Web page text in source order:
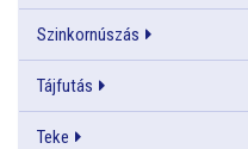
Szinkornúszás
Tájfutás
Teke